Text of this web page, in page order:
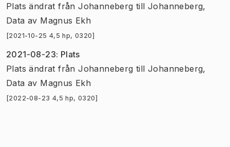
Plats ändrat från Johanneberg till Johanneberg,
Data av Magnus Ekh
[2021-10-25 4,5 hp, 0320]
2021-08-23: Plats
Plats ändrat från Johanneberg till Johanneberg,
Data av Magnus Ekh
[2022-08-23 4,5 hp, 0320]